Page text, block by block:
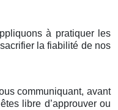
à pratiquer les
la fiabilité de nos
communiquant, avant
libre d’approuver ou